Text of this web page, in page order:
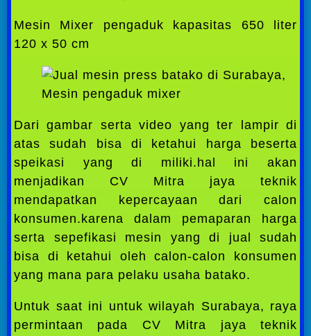
Mesin Mixer pengaduk kapasitas 650 liter
120 x 50 cm
Mesin pengaduk mixer
Dari gambar serta video yang ter lampir di
atas sudah bisa di ketahui harga beserta
speikasi yang di miliki.hal ini akan
menjadikan CV Mitra jaya teknik
mendapatkan kepercayaan dari calon
konsumen.karena dalam pemaparan harga
serta sepefikasi mesin yang di jual sudah
bisa di ketahui oleh calon-calon konsumen
yang mana para pelaku usaha batako.
Untuk saat ini untuk wilayah Surabaya, raya
permintaan pada CV Mitra jaya teknik